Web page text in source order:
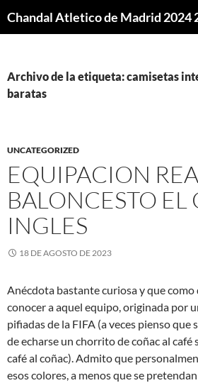
Archivo de la etiqueta: camisetas
baratas
UNCATEGORIZED
EQUIPACION
BALONCESTO EL
INGLES
18 DE AGOSTO DE 2023
Anécdota bastante curiosa y que como
conocer a aquel equipo, originada por
pifiadas de la FIFA (a veces pienso que
de echarse un chorrito de coñac al café
café al coñac). Admito que
esos colores, a menos que se